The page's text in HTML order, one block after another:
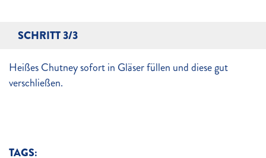
SCHRITT 3/3
Heißes Chutney sofort in Gläser füllen und diese gut
verschließen.
TAGS: